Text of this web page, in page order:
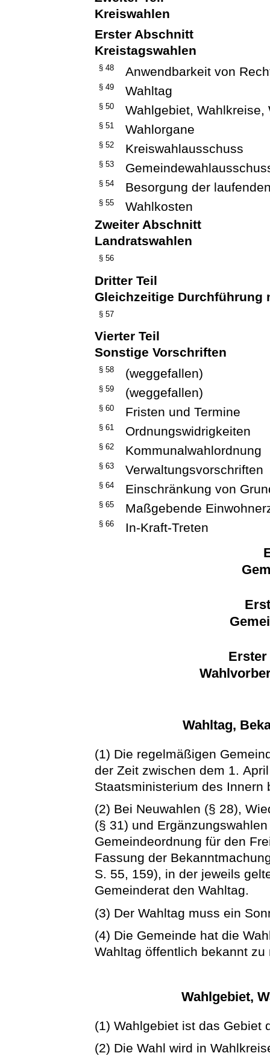
Kreiswahlen
Erster Abschnitt
Kreistagswahlen
§ 48 Anwendbarkeit von
§ 49 Wahltag
§ 50 Wahlgebiet, Wahlkreise,
§ 51 Wahlorgane
§ 52 Kreiswahlausschuss
§ 53
§ 54 Besorgung der
§ 55
Wahlkosten
Zweiter Abschnitt
Landratswahlen
§ 56
Dritter Teil
Gleichzeitige Durchführung
§ 57
Vierter Teil
Sonstige Vorschriften
§ 58 (weggefallen)
§ 59 (weggefallen)
§ 60 Fristen und Termine
§ 61 Ordnungswidrigkeiten
§ 62 Kommunalwahlordnung
§ 63 Verwaltungsvorschriften
§ 64 Einschränkung von
§ 65 Maßgebende
§ 66 In-Kraft-Treten
Wahltag,
(1) Die regelmäßigen
der Zeit zwischen dem 1.
Staatsministerium des Innern
(2) Bei Neuwahlen (§ 28),
(§ 31) und
Gemeindeordnung für den
Fassung der
S. 55, 159), in der jeweils
Gemeinderat den Wahltag.
(3) Der Wahltag muss ein
(4) Die Gemeinde hat die
Wahltag öffentlich bekannt zu
Wahlgebiet,
(1) Wahlgebiet ist das Gebiet
(2) Die Wahl wird in